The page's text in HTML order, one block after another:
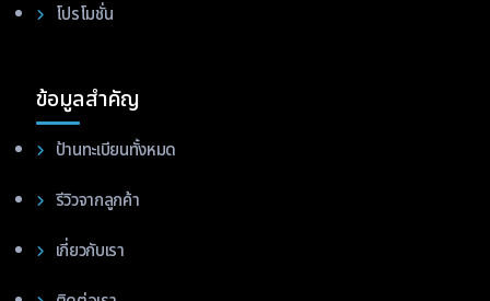
โปรโมชั่น
ข้อมูลสำคัญ
ป้านทะเบียนทั้งหมด
รีวิวจากลูกค้า
เกี่ยวกับเรา